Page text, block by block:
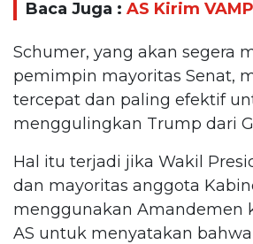
Baca Juga : AS Kirim
Schumer, yang akan segera
pemimpin mayoritas Senat,
tercepat dan paling efektif
menggulingkan Trump dari
Hal itu terjadi jika Wakil
dan mayoritas anggota
menggunakan Amandemen
AS untuk menyatakan